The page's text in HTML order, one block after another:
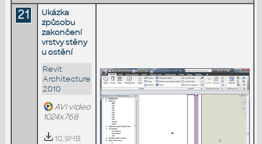
21
Ukázka
způsobu
zakončení
vrstvy stěny
u ostění
Revit
Architecture
2010
AVI video
1024x768
10,9MB